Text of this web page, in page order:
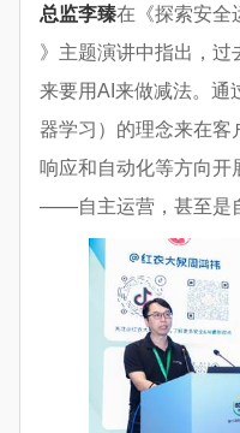
总监李臻在《探索安全
》主题演讲中指出，过
来要用AI来做减法。通
器学习）的理念来在客
响应和自动化等方向开
——自主运营，甚至是